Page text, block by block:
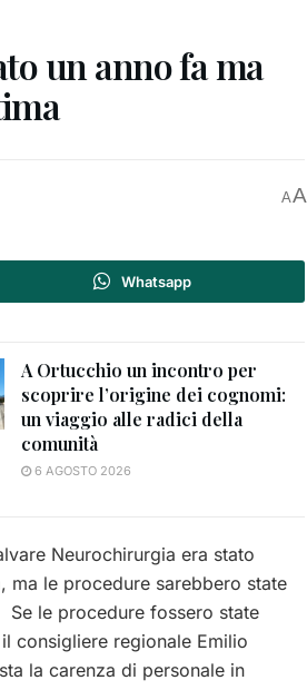
un anno fa ma
AA
Whatsapp
A Ortucchio un incontro per
scoprire l’origine dei cognomi:
un viaggio alle radici della
comunità
6 AGOSTO 2026
Neurochirurgia era stato
ma le procedure sarebbero state
Se le procedure fossero state
consigliere regionale Emilio
la carenza di personale in